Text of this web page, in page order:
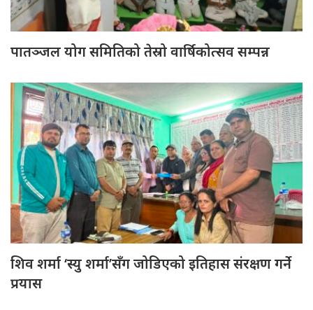
पातञ्जल योग समितिको तेस्रो वार्षिकोत्सव सम्पन्न
शिव शर्मा ‘स्यु शर्मा’सँग जोडिएको इतिहास संरक्षण गर्ने
प्रयास